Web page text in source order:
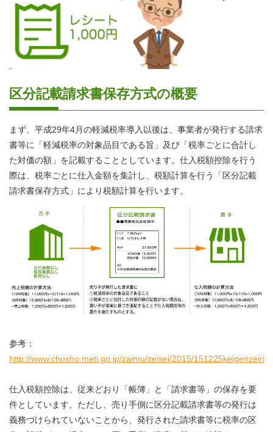
区分記載請求書保存方式の概要
まず、平成29年4月の軽減税率導入以後は、事業者が発行する請求
書等に「軽減税率の対象品目である旨」及び「税率ごとに合計し
た対価の額」を記載することとしています。仕入税額控除を行う
際は、税率ごとに仕入金額を集計し、税額計算を行う「区分記載
請求書保存方式」により税額計算を行います。
参考：
http://www.chusho.meti.go.jp/zaimu/zeisei/2015/
仕入税額控除は、従来どおり「帳簿」と「請求書等」の保存を要
件としています。ただし、売り手側に区分記載請求書等の発行は
義務づけられていないことから、発行された請求書等に税率の区